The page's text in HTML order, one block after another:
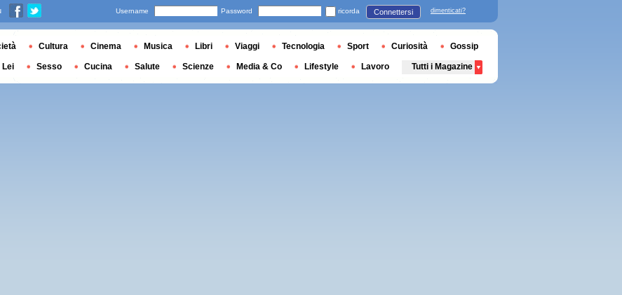
Username Password ricorda Connettersi dimenticati?
Cultura Cinema Musica Libri Viaggi Tecnologia Sport Curiosità Gossip
Lei Sesso Cucina Salute Scienze Media & Co Lifestyle Lavoro Tutti i Magazine